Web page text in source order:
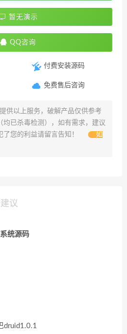
暂无演示
QQ咨询
付费安装源码
免费售后咨询
供以上服务，破解产品仅供参考
均已杀毒检测），如有需求，建议
您的利益请留言告知！
如
议
统源码
druid1.0.1